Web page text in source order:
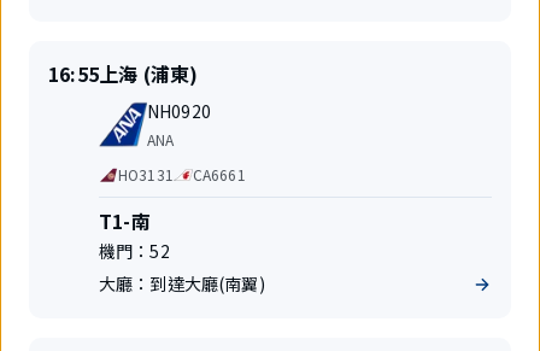
準
時
16:55出
發
上海 (浦東)
航
班
號
NH0920
航
公
司
ANA
代
碼
共
享
航
班
HO3131 CA6661
航
站
樓
T1-南
機門：52
大廳： 到達大廳(南翼)